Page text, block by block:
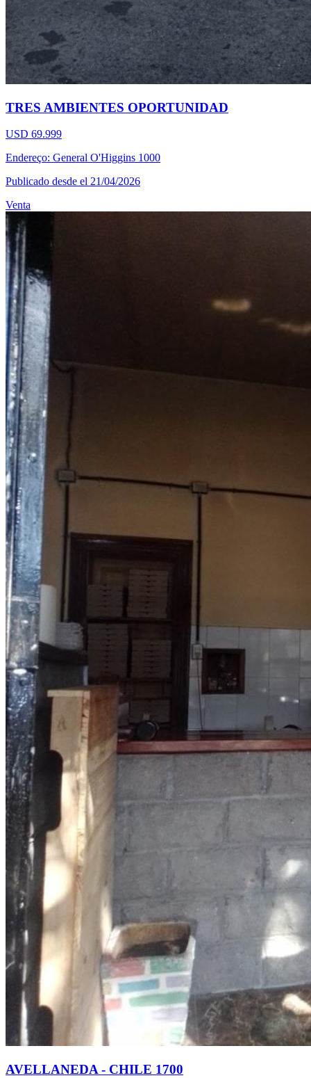
TRES AMBIENTES OPORTUNIDAD
USD 69.999
Endereço: General O'Higgins 1000
Publicado desde el 21/04/2026
Venta
AVELLANEDA - CHILE 1700